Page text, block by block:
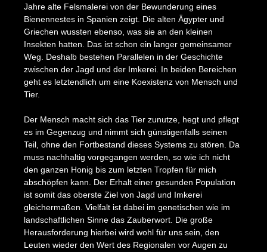
Jahre alte Felsmalerei von der Bewunderung eines
Bienennestes in Spanien zeigt. Die alten Ägypter und
Griechen wussten ebenso, was sie an den kleinen
Insekten hatten. Das ist schon ein langer gemeinsamer
Weg. Deshalb bestehen Parallelen in der Geschichte
zwischen der Jagd und der Imkerei. In beiden Bereichen
geht es letztendlich um eine Koexistenz von Mensch und
Tier.
Der Mensch macht sich das Tier zunutze, hegt und pflegt
es im Gegenzug und nimmt sich günstigenfalls seinen
Teil, ohne den Fortbestand dieses Systems zu stören. Da
muss nachhaltig vorgegangen werden, so wie ich nicht
den ganzen Honig bis zum letzten Tropfen für mich
abschöpfen kann. Der Erhalt einer gesunden Population
ist somit das oberste Ziel von Jagd und Imkerei
gleichermaßen. Vielfalt ist dabei im genetischen wie im
landschaftlichen Sinne das Zauberwort. Die große
Herausforderung hierbei wird wohl für uns sein, den
Leuten wieder den Wert des Regionalen vor Augen zu